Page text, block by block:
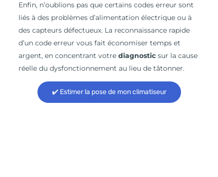
Enfin, n’oublions pas que certains codes erreur sont
liés à des problèmes d’alimentation électrique ou à
des capteurs défectueux. La reconnaissance rapide
d’un code erreur vous fait économiser temps et
argent, en concentrant votre diagnosticsur la cause
réelle du dysfonctionnement au lieu de tâtonner.
✔️ Estimer la pose de mon climatiseur